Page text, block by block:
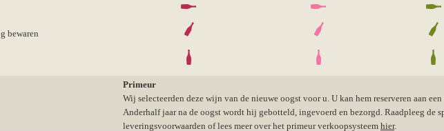
bewaren
Primeur
Wij selecteerden deze wijn van de nieuwe oogst voor u. U kan hem reserveren aan
Anderhalf jaar na de oogst wordt hij gebotteld, ingevoerd en bezorgd. Raadpleeg de
leveringsvoorwaarden of lees meer over het primeur verkoopsysteem hier.